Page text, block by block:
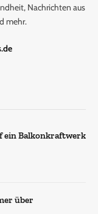
Nachrichten aus
mehr.
ein Balkonkraftwerk
über